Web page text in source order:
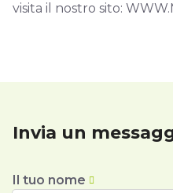
visita il nostro sito:
Invia un
Il tuo nome